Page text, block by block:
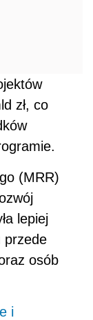
zł, co
(MRR)
lepiej
przede
osób
i